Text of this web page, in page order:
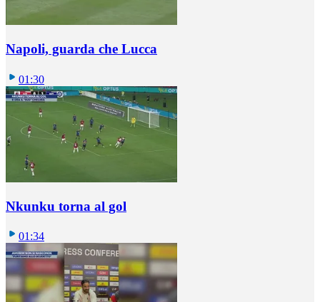
Napoli, guarda che Lucca
01:30
Nkunku torna al gol
01:34